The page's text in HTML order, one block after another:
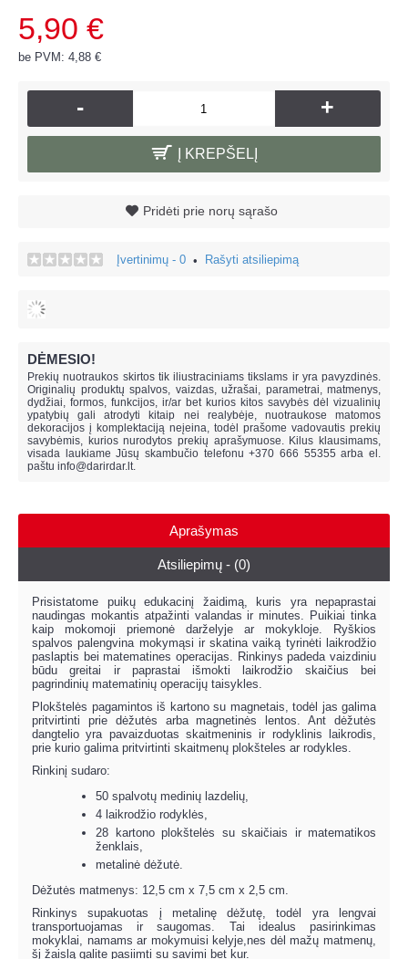
5,90 €
be PVM: 4,88 €
- +
Į KREPŠELĮ
Pridėti prie norų sąrašo
Įvertinimų - 0 • Rašyti atsiliepimą
DĖMESIO!
Prekių nuotraukos skirtos tik iliustraciniams tikslams ir yra pavyzdinės.
Originalių produktų spalvos, vaizdas, užrašai, parametrai, matmenys,
dydžiai, formos, funkcijos, ir/ar bet kurios kitos savybės dėl vizualinių
ypatybių gali atrodyti kitaip nei realybėje, nuotraukose matomos
dekoracijos į komplektaciją neįeina, todėl prašome vadovautis prekių
savybėmis, kurios nurodytos prekių aprašymuose. Kilus klausimams,
visada laukiame Jūsų skambučio telefonu +370 666 55355 arba el.
paštu info@darirdar.lt.
Aprašymas
Atsiliepimų - (0)
Prisistatome puikų edukacinį žaidimą, kuris yra nepaprastai
naudingas mokantis atpažinti valandas ir minutes. Puikiai tinka
kaip mokomoji priemonė darželyje ar mokykloje. Ryškios
spalvos palengvina mokymąsi ir skatina vaiką tyrinėti laikrodžio
paslaptis bei matematines operacijas. Rinkinys padeda vaizdiniu
būdu greitai ir paprastai išmokti laikrodžio skaičius bei
pagrindinių matematinių operacijų taisykles.
Plokštelės pagamintos iš kartono su magnetais, todėl jas galima
pritvirtinti prie dėžutės arba magnetinės lentos. Ant dėžutės
dangtelio yra pavaizduotas skaitmeninis ir rodyklinis laikrodis,
prie kurio galima pritvirtinti skaitmenų plokšteles ar rodykles.
Rinkinį sudaro:
50 spalvotų medinių lazdelių,
4 laikrodžio rodyklės,
28 kartono plokštelės su skaičiais ir matematikos
ženklais,
metalinė dėžutė.
Dėžutės matmenys: 12,5 cm x 7,5 cm x 2,5 cm.
Rinkinys supakuotas į metalinę dėžutę, todėl yra lengvai
transportuojamas ir saugomas. Tai idealus pasirinkimas
mokyklai, namams ar mokymuisi kelyje,nes dėl mažų matmenų,
šį žaislą galite pasiimti su savimi bet kur.